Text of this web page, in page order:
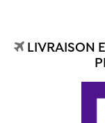
LIVRAISON